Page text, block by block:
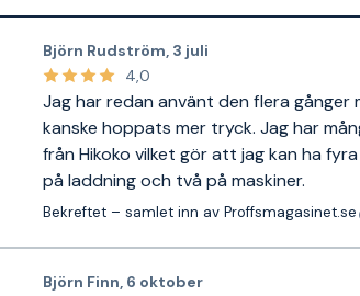
Björn Rudström, 3 juli
4,0
Jag har redan använt den flera gånger
kanske hoppats mer tryck. Jag har
från Hikoko vilket gör att jag kan ha
på laddning och två på maskiner.
Bekreftet – samlet inn av Proffsmagasinet.se
Björn Finn, 6 oktober